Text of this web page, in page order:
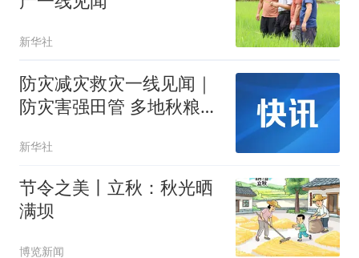
新华社
防灾减灾救灾一线见闻｜
防灾害强田管 多地秋粮生
新华社
节令之美丨立秋：秋光晒
满坝
博览新闻